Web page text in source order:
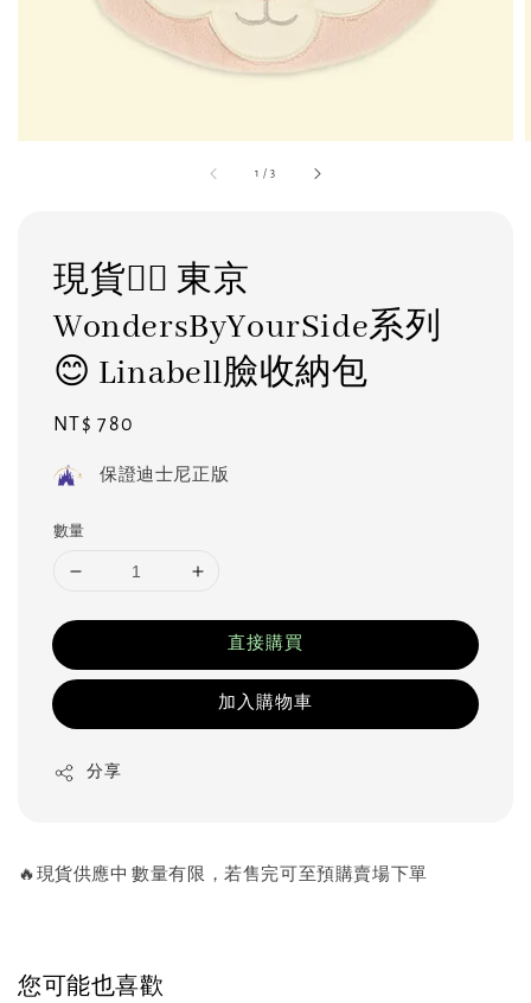
1 /3
現貨❤️‍🔥 東京
WondersByYourSide系列
😊 Linabell臉收納包
Regular
NT$ 780
保證迪士尼正版
數量
直接購買
加入購物車
分享
🔥現貨供應中 數量有限，若售完可至預購賣場下單
您可能也喜歡